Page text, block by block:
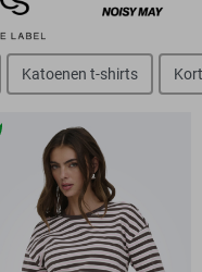
Katoenen t-shirts